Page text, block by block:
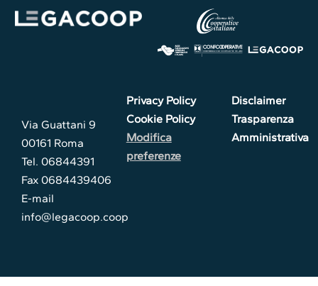
Via Guattani 9
00161 Roma
Tel. 06844391
Fax 0684439406
E-mail
info@legacoop.coop
Privacy Policy
Cookie Policy
Modifica
preferenze
Disclaimer
Trasparenza
Amministrativa